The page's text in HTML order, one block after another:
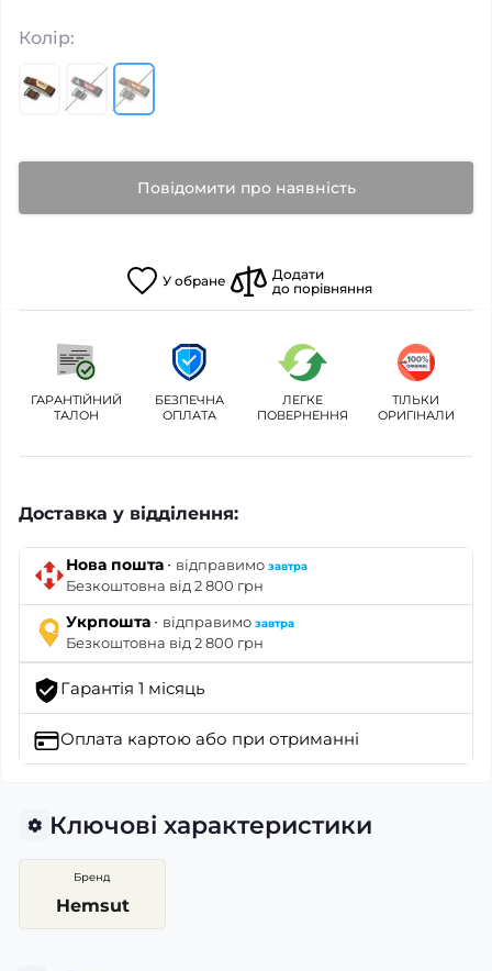
Колір:
Повідомити про наявність
У обране
Додати
до порівняння
ГАРАНТІЙНИЙ
ТАЛОН
БЕЗПЕЧНА
ОПЛАТА
ЛЕГКЕ
ПОВЕРНЕННЯ
ТІЛЬКИ
ОРИГІНАЛИ
Доставка у відділення:
Нова пошта · відправимо завтра
Безкоштовна від 2 800 грн
Укрпошта · відправимо завтра
Безкоштовна від 2 800 грн
Гарантія 1 місяць
Оплата картою або при отриманні
Ключові характеристики
Бренд
Hemsut